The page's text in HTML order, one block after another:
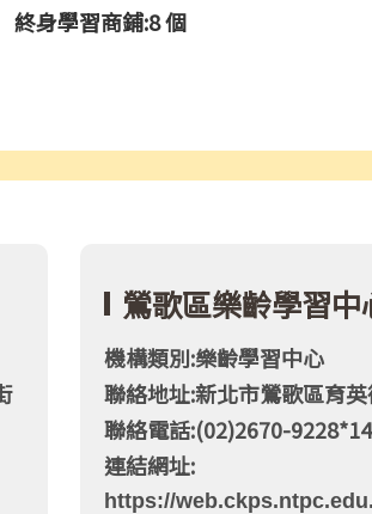
終身學習商鋪:8 個
鶯歌區樂齡學習中
機構類別:樂齡學習中心
聯絡地址:新北市鶯歌區育
聯絡電話:(02)2670-
連結網址:
https://